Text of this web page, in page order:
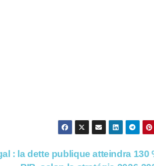
: la dette publique atteindra 130